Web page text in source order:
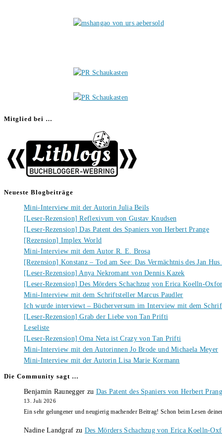
Mitglied bei …
Neueste Blogbeiträge
Mini-Interview mit der Autorin Julia Beils
[Leser-Rezension] Reflexivum von Gustav Knudsen
[Leser-Rezension] Das Patent des Spaniers von Herbert Prange
[Rezension] Implex World
Mini-Interview mit dem Autor R. E. Brosa
[Rezension] Konstanz – Tod am See: Das Vermächtnis des Jan
[Leser-Rezension] Anya Nekromant von Dennis Kazek
[Leser-Rezension] Des Mörders Schachzug von Erica Koelln-
Mini-Interview mit dem Schriftsteller Marcus Paudler
Ich wurde interviewt – Bücherversum im Interview mit dem
[Leser-Rezension] Grab der Liebe von Tan Prifti
Leseliste
[Leser-Rezension] Oma Neta ist Crazy von Tan Prifti
Mini-Interview mit den Autorinnen Jo Brode und Michaela Meyer
Mini-Interview mit der Autorin Lisa Marie Kormann
Die Community sagt …
Benjamin Raunegger zu Das Patent des Spaniers von Herbert
13. Juli 2026
Ein sehr gelungener und neugierig machender Beitrag! Schon beim Lesen
Nadine Landgraf zu Des Mörders Schachzug von Erica Koelln-